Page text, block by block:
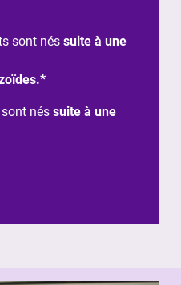
sont nés suite à une
nés suite à une